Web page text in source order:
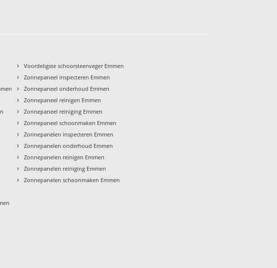
› Voordeligste schoorsteenveger Emmen
› Zonnepaneel inspecteren Emmen
› Zonnepaneel onderhoud Emmen
› Zonnepaneel reinigen Emmen
› Zonnepaneel reiniging Emmen
› Zonnepaneel schoonmaken Emmen
› Zonnepanelen inspecteren Emmen
› Zonnepanelen onderhoud Emmen
› Zonnepanelen reinigen Emmen
› Zonnepanelen reiniging Emmen
› Zonnepanelen schoonmaken Emmen